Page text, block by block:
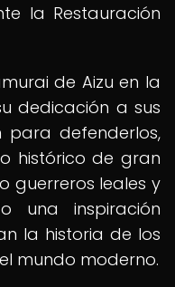
la Restauración
de Aizu en la
dedicación a sus
para defenderlos,
histórico de gran
guerreros leales y
una inspiración
la historia de los
mundo moderno.